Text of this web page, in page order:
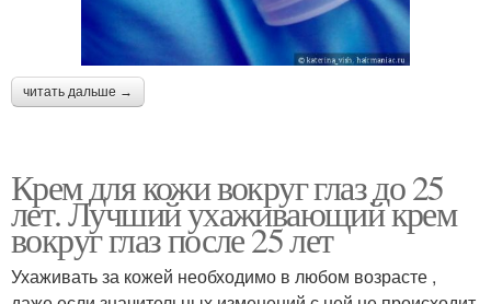
читать дальше →
Крем для кожи вокруг глаз до 25
лет. Лучший ухаживающий крем
вокруг глаз после 25 лет
Ухаживать за кожей необходимо в любом возрасте ,